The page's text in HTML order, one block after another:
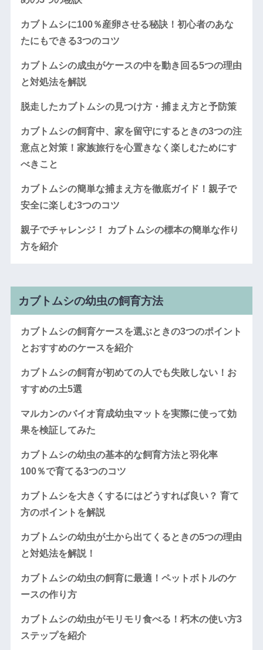
カブトムシに100％産卵させる秘訣！初心者のあな
たにもできる3つのコツ
カブトムシの成虫がケースの中を動き回る5つの理由
と対処法を解説
脱走したカブトムシの見つけ方・捕まえ方と予防策
カブトムシの飼育中、家を留守にするときの3つの注
意点と対策！家族旅行を心置きなく楽しむためにす
べきこと
カブトムシの簡単な捕まえ方を徹底ガイド！親子で
安全に楽しむ3つのコツ
親子でチャレンジ！ カブトムシの標本の簡単な作り
方を紹介
カブトムシの幼虫の飼育方法
カブトムシの飼育ケースを選ぶときの3つのポイント
とおすすめのケースを紹介
カブトムシの飼育が初めての人でも失敗しない！お
すすめの土5選
マルカンのバイオ育成幼虫マットを実際に使って効
果を検証してみた
カブトムシの幼虫の基本的な飼育方法と羽化率
100％で育てる3つのコツ
カブトムシを大きくするにはどうすれば良い？ 育て
方のポイントを解説
カブトムシの幼虫が土から出てくるときの5つの理由
と対処法を解説！
カブトムシの幼虫の飼育に最適！ペットボトルのケ
ースの作り方
カブトムシの幼虫がモリモリ食べる！朽木の使い方3
ステップを紹介